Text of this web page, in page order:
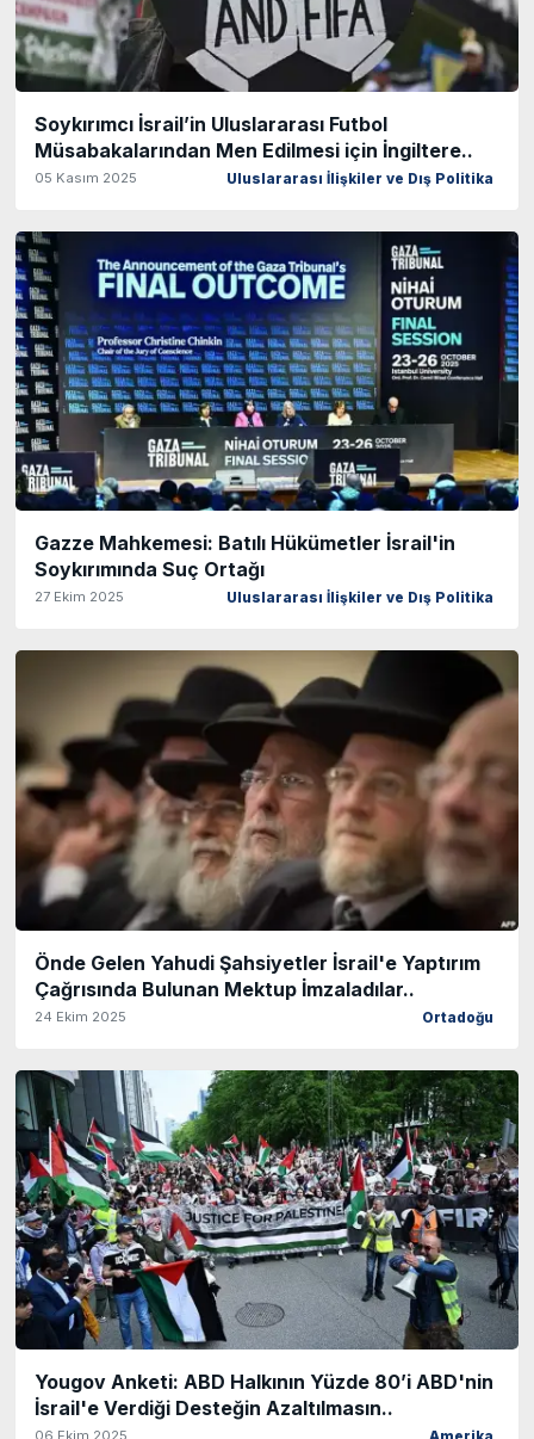
Soykırımcı İsrail’in Uluslararası Futbol
Müsabakalarından Men Edilmesi için İngiltere..
05 Kasım 2025 Uluslararası İlişkiler ve Dış Politika
Gazze Mahkemesi: Batılı Hükümetler İsrail'in
Soykırımında Suç Ortağı
27 Ekim 2025 Uluslararası İlişkiler ve Dış Politika
Önde Gelen Yahudi Şahsiyetler İsrail'e Yaptırım
Çağrısında Bulunan Mektup İmzaladılar..
24 Ekim 2025 Ortadoğu
Yougov Anketi: ABD Halkının Yüzde 80’i ABD'nin
İsrail'e Verdiği Desteğin Azaltılmasın..
06 Ekim 2025